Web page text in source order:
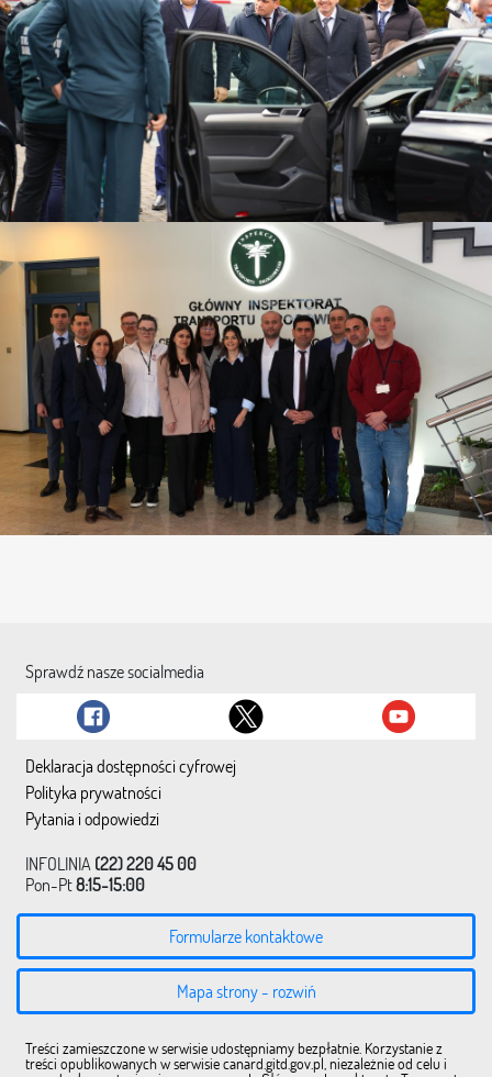
Sprawdź nasze socialmedia
Deklaracja dostępności cyfrowej
Polityka prywatności
Pytania i odpowiedzi
INFOLINIA (22) 220 45 00
Pon-Pt8:15-15:00
Formularze kontaktowe
Mapa strony - rozwiń
Treści zamieszczone w serwisie udostępniamy bezpłatnie. Korzystanie z
treści opublikowanych w serwisie canard.gitd.gov.pl, niezależnie od celu i